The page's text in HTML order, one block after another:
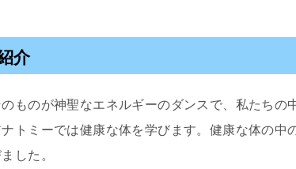
介
ものが神聖なエネルギーのダンスで、私たちの
トミーでは健康な体を学びます。健康な体の中
した。